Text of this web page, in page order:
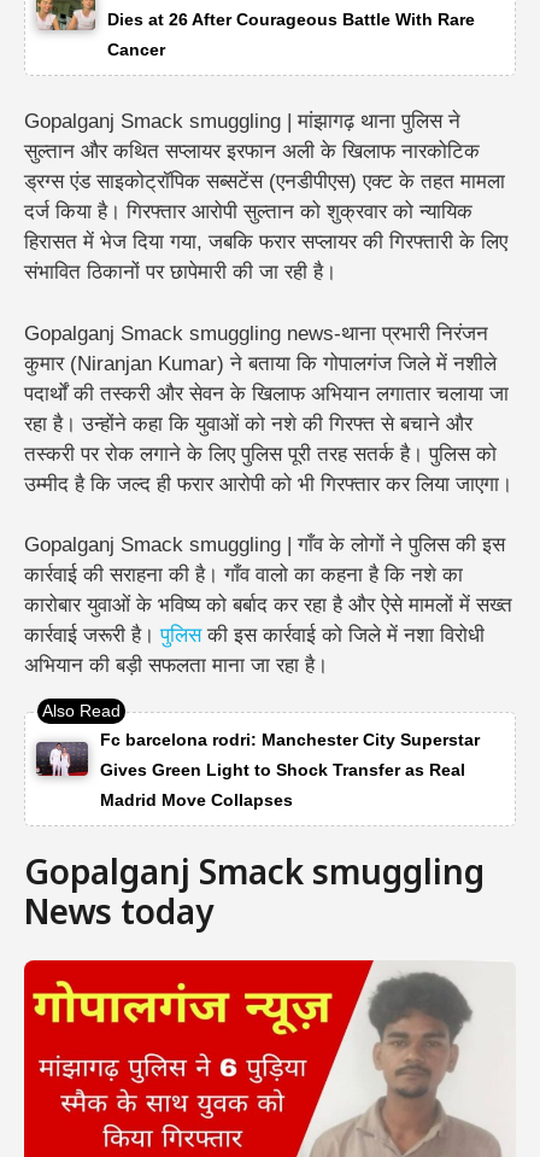
Dies at 26 After Courageous Battle With Rare
Cancer
Gopalganj Smack smuggling | मांझागढ़ थाना पुलिस ने
सुल्तान और कथित सप्लायर इरफान अली के खिलाफ नारकोटिक
ड्रग्स एंड साइकोट्रॉपिक सब्सटेंस (एनडीपीएस) एक्ट के तहत मामला
दर्ज किया है। गिरफ्तार आरोपी सुल्तान को शुक्रवार को न्यायिक
हिरासत में भेज दिया गया, जबकि फरार सप्लायर की गिरफ्तारी के लिए
संभावित ठिकानों पर छापेमारी की जा रही है।
Gopalganj Smack smuggling news-थाना प्रभारी निरंजन
कुमार (Niranjan Kumar) ने बताया कि गोपालगंज जिले में नशीले
पदार्थों की तस्करी और सेवन के खिलाफ अभियान लगातार चलाया जा
रहा है। उन्होंने कहा कि युवाओं को नशे की गिरफ्त से बचाने और
तस्करी पर रोक लगाने के लिए पुलिस पूरी तरह सतर्क है। पुलिस को
उम्मीद है कि जल्द ही फरार आरोपी को भी गिरफ्तार कर लिया जाएगा।
Gopalganj Smack smuggling | गाँव के लोगों ने पुलिस की इस
कार्रवाई की सराहना की है। गाँव वालो का कहना है कि नशे का
कारोबार युवाओं के भविष्य को बर्बाद कर रहा है और ऐसे मामलों में सख्त
कार्रवाई जरूरी है।पुलिसकी इस कार्रवाई को जिले में नशा विरोधी
अभियान की बड़ी सफलता माना जा रहा है।
Fc barcelona rodri: Manchester City Superstar
Gives Green Light to Shock Transfer as Real
Madrid Move Collapses
Gopalganj Smack smuggling
News today